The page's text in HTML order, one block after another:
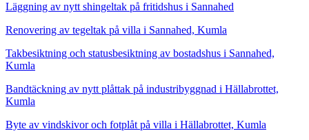
Läggning av nytt shingeltak på fritidshus i Sannahed
Renovering av tegeltak på villa i Sannahed, Kumla
Takbesiktning och statusbesiktning av bostadshus i Sannahed,
Kumla
Bandtäckning av nytt plåttak på industribyggnad i Hällabrottet,
Kumla
Byte av vindskivor och fotplåt på villa i Hällabrottet, Kumla